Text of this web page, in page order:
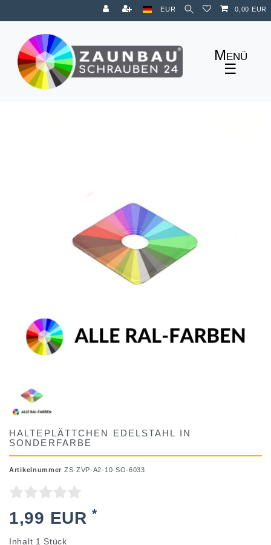
EUR 0,00 EUR
☰
HALTEPLÄTTCHEN EDELSTAHL IN
SONDERFARBE
Artikelnummer ZS-ZVP-A2-10-SO-6033
1,99 EUR*
Inhalt 1 Stück